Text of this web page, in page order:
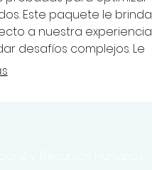
Este paquete le brinda
a nuestra experiencia
desafíos complejos. Le
valiosa para